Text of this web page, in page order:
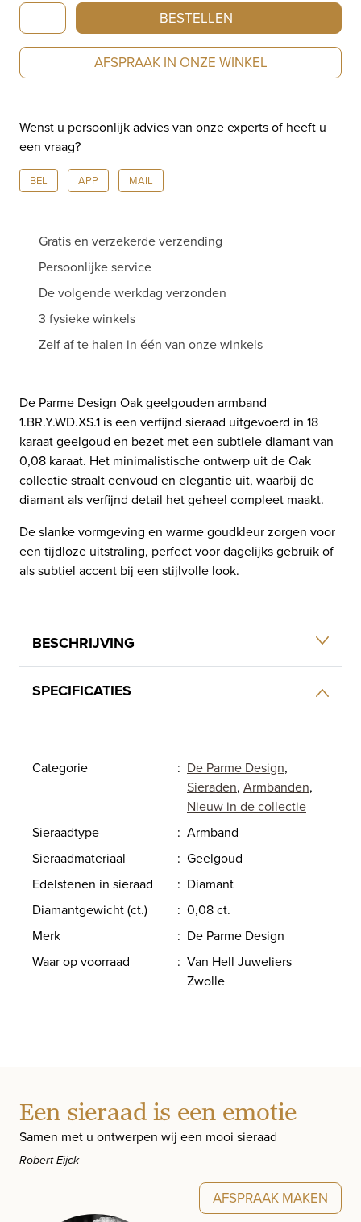
De
Parme
Design
met
diamant
1.BR.Y.WD.XS.1
aantal
BESTELLEN
AFSPRAAK IN ONZE WINKEL
Wenst u persoonlijk advies van onze experts of heeft u
een vraag?
BEL APP MAIL
Gratis en verzekerde verzending
Persoonlijke service
De volgende werkdag verzonden
3 fysieke winkels
Zelf af te halen in één van onze winkels
De Parme Design Oak geelgouden armband
1.BR.Y.WD.XS.1 is een verfijnd sieraad uitgevoerd in 18
karaat geelgoud en bezet met een subtiele diamant van
0,08 karaat. Het minimalistische ontwerp uit de Oak
collectie straalt eenvoud en elegantie uit, waarbij de
diamant als verfijnd detail het geheel compleet maakt.
De slanke vormgeving en warme goudkleur zorgen voor
een tijdloze uitstraling, perfect voor dagelijks gebruik of
als subtiel accent bij een stijlvolle look.
BESCHRIJVING
SPECIFICATIES
Categorie : De Parme Design,
Sieraden, Armbanden,
Nieuw in de collectie
Sieraadtype
: Armband
Sieraadmateriaal
: Geelgoud
Edelstenen in sieraad
: Diamant
Diamantgewicht (ct.)
: 0,08 ct.
Merk
: De Parme Design
Waar op voorraad
: Van Hell Juweliers
Zwolle
Een sieraad is een emotie
Samen met u ontwerpen wij een mooi sieraad
Robert Eijck
AFSPRAAK MAKEN